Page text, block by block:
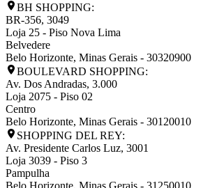
BH SHOPPING:
BR-356, 3049
Loja 25 - Piso Nova Lima
Belvedere
Belo Horizonte, Minas Gerais - 30320900
BOULEVARD SHOPPING:
Av. Dos Andradas, 3.000
Loja 2075 - Piso 02
Centro
Belo Horizonte, Minas Gerais - 30120010
SHOPPING DEL REY:
Av. Presidente Carlos Luz, 3001
Loja 3039 - Piso 3
Pampulha
Belo Horizonte, Minas Gerais - 31250010